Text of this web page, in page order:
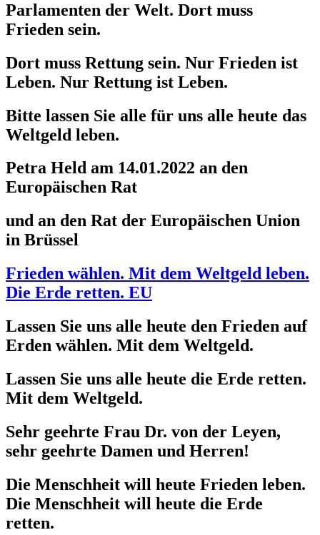
Parlamenten der Welt. Dort muss
Frieden sein.
Dort muss Rettung sein. Nur Frieden ist
Leben. Nur Rettung ist Leben.
Bitte lassen Sie alle für uns alle heute das
Weltgeld leben.
Petra Held am 14.01.2022 an den
Europäischen Rat
und an den Rat der Europäischen Union
in Brüssel
Frieden wählen. Mit dem Weltgeld leben.
Die Erde retten. EU
Lassen Sie uns alle heute den Frieden auf
Erden wählen. Mit dem Weltgeld.
Lassen Sie uns alle heute die Erde retten.
Mit dem Weltgeld.
Sehr geehrte Frau Dr. von der Leyen,
sehr geehrte Damen und Herren!
Die Menschheit will heute Frieden leben.
Die Menschheit will heute die Erde
retten.